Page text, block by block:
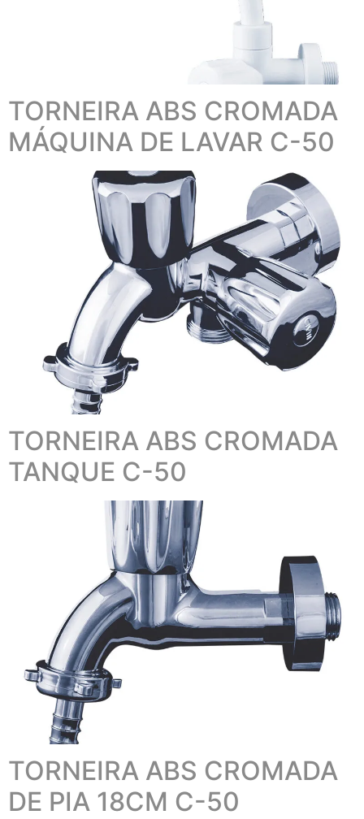
TORNEIRA ABS CROMADA
MÁQUINA DE LAVAR C-50
TORNEIRA ABS CROMADA
TANQUE C-50
TORNEIRA ABS CROMADA
DE PIA 18CM C-50